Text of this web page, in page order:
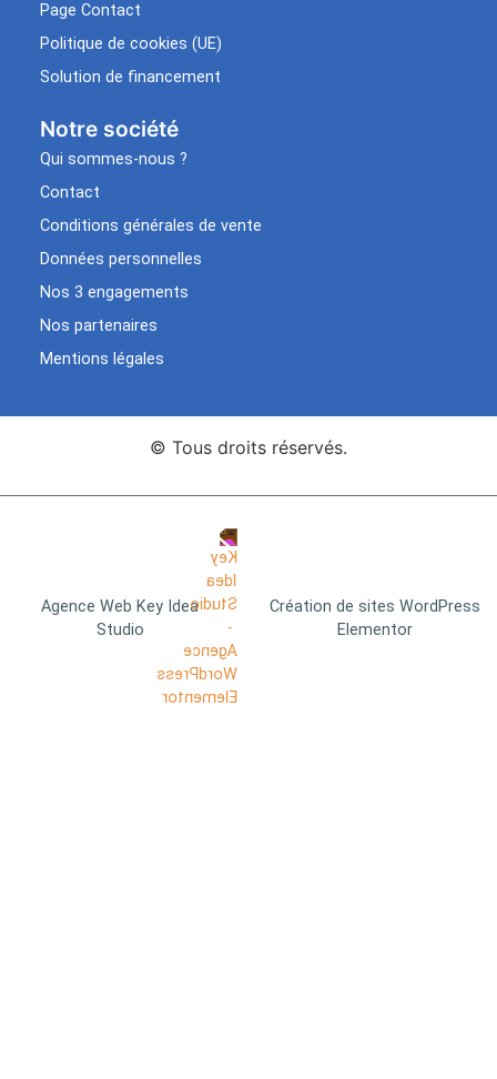
Page Contact
Politique de cookies (UE)
Solution de financement
Notre société
Qui sommes-nous ?
Contact
Conditions générales de vente
Données personnelles
Nos 3 engagements
Nos partenaires
Mentions légales
© Tous droits réservés.
Agence Web Key Idea
Studio
Création de sites WordPress
Elementor